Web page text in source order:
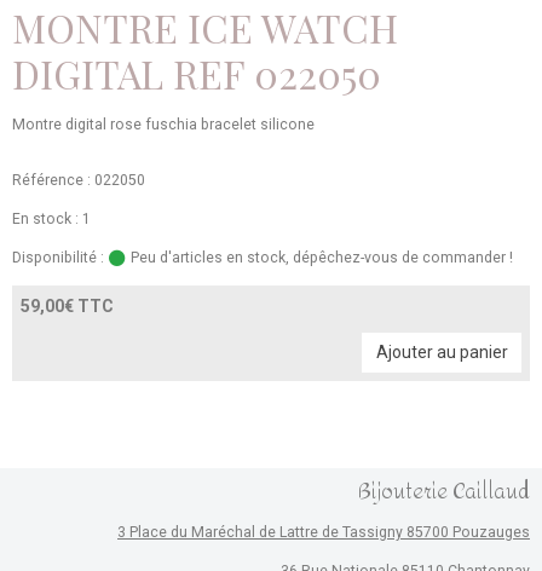
MONTRE ICE WATCH
DIGITAL REF 022050
Montre digital rose fuschia bracelet silicone
Référence : 022050
En stock : 1
Disponibilité : Peu d'articles en stock, dépêchez-vous de commander !
59,00€ TTC
Ajouter au panier
Bijouterie Caillaud
3 Place du Maréchal de Lattre de Tassigny 85700 Pouzauges